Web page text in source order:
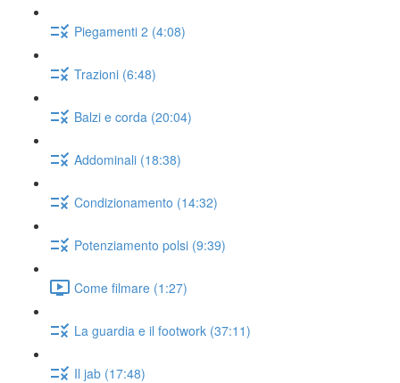
Piegamenti 2 (4:08)
Trazioni (6:48)
Balzi e corda (20:04)
Addominali (18:38)
Condizionamento (14:32)
Potenziamento polsi (9:39)
Come filmare (1:27)
La guardia e il footwork (37:11)
Il jab (17:48)